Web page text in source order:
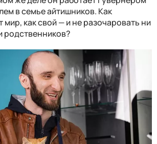
в семье айтишников. Как
мир, как свой — и не разочаровать ни
родственников?